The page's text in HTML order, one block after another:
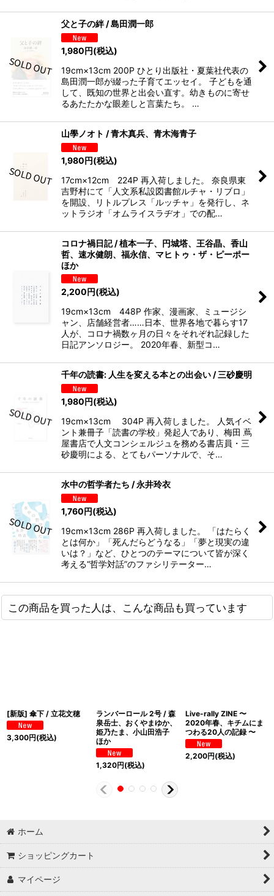
父と子の絆 / 島田潤一郎
1,980円(税込)
19cm×13cm 200P ひとり出版社・夏葉社代表の
島田潤一郎が綴った子育てエッセイ。 子どもを通
して、既知の世界と出会い直す。幼きものに寄せ
るあたたかな眼差しと言葉たち。 …
山學ノオト / 青木真兵、青木海青子
1,980円(税込)
17cm×12cm 224P 再入荷しました。 奈良県東
吉野村にて「人文系私設図書館ルチャ・リブロ」
を開設、リトルプレス「ルッチャ」を発行し、ネ
ットラジオ「オムライスラヂオ」での配…
コロナ禍日記 / 植本一子、円城塔、王谷晶、香山
哲、速水健朗、福永信、マヒトゥ・ザ・ピーポー
ほか
2,200円(税込)
19cm×13cm 448P 作家、漫画家、ミュージシ
ャン、店舗経営者……日本、世界各地で暮らす17
人が、コロナ禍数ヶ月の日々をそれぞれ記録した
日記アンソロジー。 2020年春、新型コ…
千年の読書: 人生を変える本との出会い / 三砂慶明
1,980円(税込)
19cm×13cm 304P 再入荷しました。 人気イベ
ント兼冊子「読書の学校」発起人であり、梅田 蔦
屋書店で人文コンシェルジュを務める書店員・三
砂慶明による、とてもパーソナルで、そ…
水中の哲学者たち / 永井玲衣
1,760円(税込)
19cm×13cm 286P 再入荷しました。 「はたらく
とは何か」「死んだらどうなる」「夢と現実の違
いは？」など、ひとつのテーマについて皆が深く
考える“哲学対話”のファシリテーター…
この商品を買った人は、こんな商品も買っています
[新版] 傘下 / 立花文穂
3,300円(税込)
ランバーロール 2号 / 森
泉岳士、おくやまゆか、
姫乃たま、小山田浩子
ほか
1,320円(税込)
Live-rally ZINE 〜
2020年春、キチムにま
つわる20人の記録 〜
2,200円(税込)
ホーム
ショッピングカート
マイページ